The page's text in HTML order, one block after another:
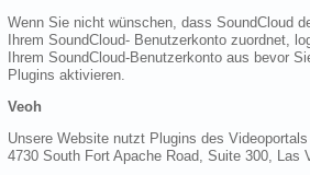
Wenn Sie nicht wünschen, dass SoundCloud
Ihrem SoundCloud- Benutzerkonto zuordnet,
Ihrem SoundCloud-Benutzerkonto aus bevor
Plugins aktivieren.
Veoh
Unsere Website nutzt Plugins des
4730 South Fort Apache Road, Suite 300, Las